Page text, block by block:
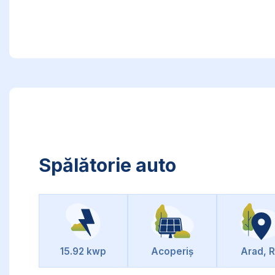
Spălătorie auto
15.92 kwp Acoperiș Arad,